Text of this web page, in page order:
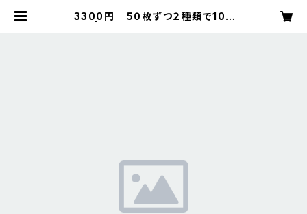
3300円 ５０枚ずつ２種類で100